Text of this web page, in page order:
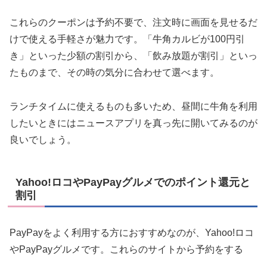
これらのクーポンは予約不要で、注文時に画面を見せるだ
けで使える手軽さが魅力です。「牛角カルビが100円引
き」といった少額の割引から、「飲み放題が割引」といっ
たものまで、その時の気分に合わせて選べます。
ランチタイムに使えるものも多いため、昼間に牛角を利用
したいときにはニュースアプリを真っ先に開いてみるのが
良いでしょう。
Yahoo!ロコやPayPayグルメでのポイント還元と
割引
PayPayをよく利用する方におすすめなのが、Yahoo!ロコ
やPayPayグルメです。これらのサイトから予約をする